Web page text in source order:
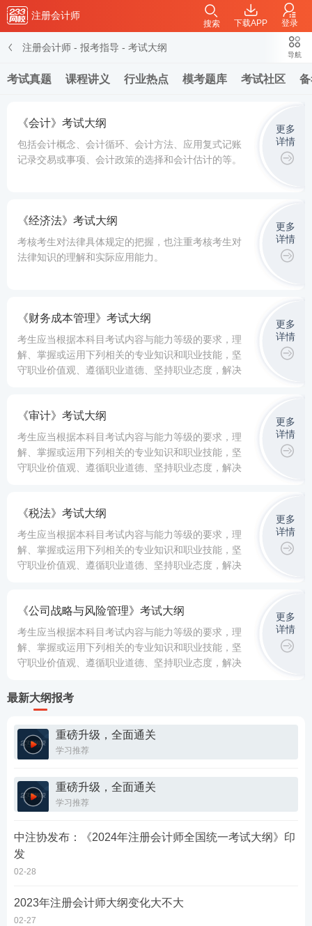
注册会计师
下载APP 登录
搜索
注册会计师 - 报考指导 - 考试大纲
考试真题 课程讲义 行业热点 模考题库 考试社区
导航
《会计》考试大纲
包括会计概念、会计循环、会计方法、应用复式记账
记录交易或事项、会计政策的选择和会计估计的等。
更多
详情
《经济法》考试大纲
考核考生对法律具体规定的把握，也注重考核考生对
法律知识的理解和实际应用能力。
更多
详情
《财务成本管理》考试大纲
考生应当根据本科目考试内容与能力等级的要求，理
解、掌握或运用下列相关的专业知识和职业技能，坚
守职业价值观、遵循职业道德、坚持职业态度，解决
更多
详情
《审计》考试大纲
考生应当根据本科目考试内容与能力等级的要求，理
解、掌握或运用下列相关的专业知识和职业技能，坚
守职业价值观、遵循职业道德、坚持职业态度，解决
更多
详情
《税法》考试大纲
考生应当根据本科目考试内容与能力等级的要求，理
解、掌握或运用下列相关的专业知识和职业技能，坚
守职业价值观、遵循职业道德、坚持职业态度，解决
更多
详情
《公司战略与风险管理》考试大纲
考生应当根据本科目考试内容与能力等级的要求，理
解、掌握或运用下列相关的专业知识和职业技能，坚
守职业价值观、遵循职业道德、坚持职业态度，解决
更多
详情
最新大纲报考
重磅升级，全面通关
学习推荐
重磅升级，全面通关
学习推荐
中注协发布：《2024年注册会计师全国统一考试大纲》印
发
02-28
2023年注册会计师大纲变化大不大
02-27